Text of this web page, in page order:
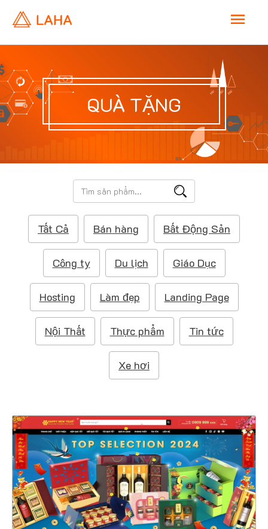
M
a
i
n
n
u
QUÀ TẶNG
T
ì
m
i
ế
m
Tất Cả Bán hàng Bất Động Sản
Công ty Du lịch Giáo Dục
Hosting Làm đẹp Landing Page
Nội Thất Thực phẩm Tin tức
Xe hơi
47490